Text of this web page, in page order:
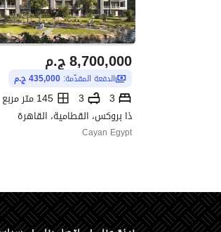
ج.م8,700,000
الدفعة المقدّمة: 435,000 ج.م
3
3
145 متر مربع
ذا بروكس، القطامية، القاهرة
Cayan Egypt